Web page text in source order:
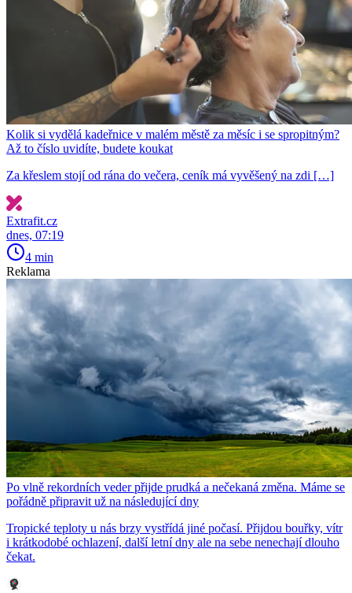
Kolik si vydělá kadeřnice v malém městě za měsíc i se spropitným?
Až to číslo uvidíte, budete koukat
Za křeslem stojí od rána do večera, ceník má vyvěšený na zdi […]
Extrafit.cz
dnes, 07:19
4 min
Reklama
Po vlně rekordních veder přijde prudká a nečekaná změna. Máme se
pořádně připravit už na následující dny
Tropické teploty u nás brzy vystřídá jiné počasí. Přijdou bouřky, vítr
i krátkodobé ochlazení, další letní dny ale na sebe nenechají dlouho
čekat.